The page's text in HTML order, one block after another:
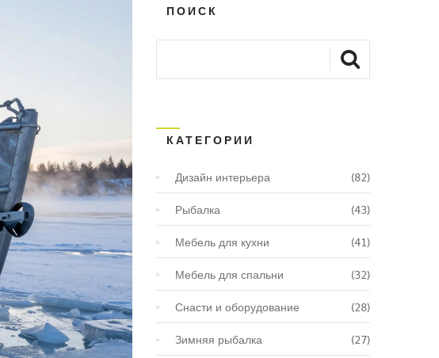
ПОИСК
КАТЕГОРИИ
Дизайн интерьера (82)
Рыбалка (43)
Мебель для кухни (41)
Мебель для спальни (32)
Снасти и оборудование (28)
Зимняя рыбалка (27)